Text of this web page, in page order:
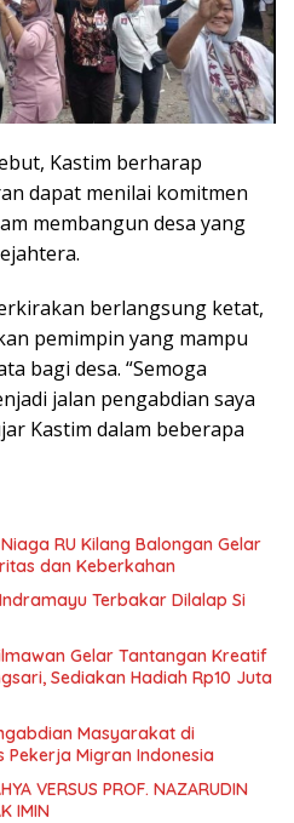
Kastim berharap
dapat menilai komitmen
membangun desa yang
berlangsung ketat,
pemimpin yang mampu
bagi desa. “Semoga
jalan pengabdian saya
Kastim dalam beberapa
RU Kilang Balongan Gelar
dan Keberkahan
Terbakar Dilalap Si
Gelar Tantangan Kreatif
Sediakan Hadiah Rp10 Juta
Masyarakat di
Migran Indonesia
VERSUS PROF. NAZARUDIN
IMIN